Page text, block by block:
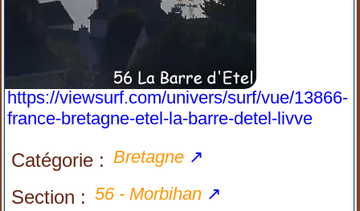
https://viewsurf.com/univers/surf/vue/13866-
france-bretagne-etel-la-barre-detel-livve
Catégorie : Bretagne ↗
Section : 56 - Morbihan ↗